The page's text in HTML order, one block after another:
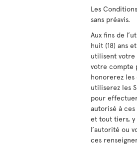
Les
sans préavis.
Aux fins de
huit (18) ans
utilisent
votre compte
honorerez les
utiliserez les
pour
autorisé à
et tout tiers, y
l’autorité ou
ces